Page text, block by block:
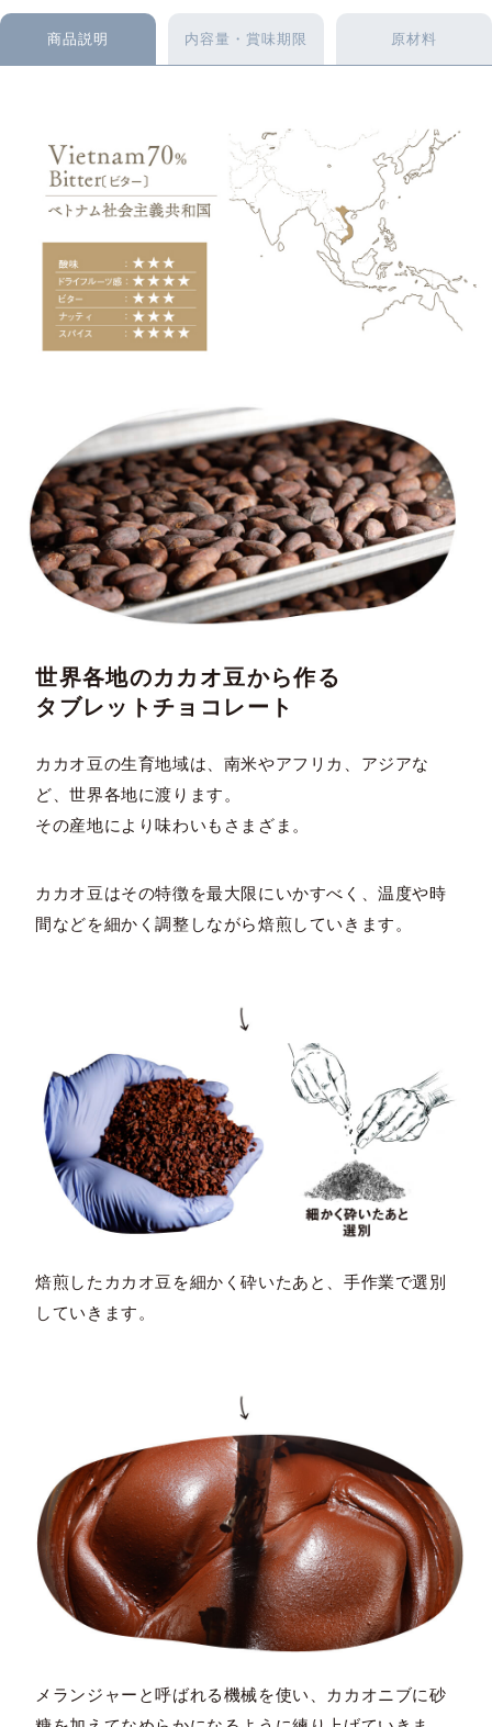
商品説明 内容量・賞味期限 原材料
世界各地のカカオ豆から作る
タブレットチョコレート
カカオ豆の生育地域は、南米やアフリカ、アジアな
ど、世界各地に渡ります。
その産地により味わいもさまざま。
カカオ豆はその特徴を最大限にいかすべく、温度や時
間などを細かく調整しながら焙煎していきます。
焙煎したカカオ豆を細かく砕いたあと、手作業で選別
していきます。
メランジャーと呼ばれる機械を使い、カカオニブに砂